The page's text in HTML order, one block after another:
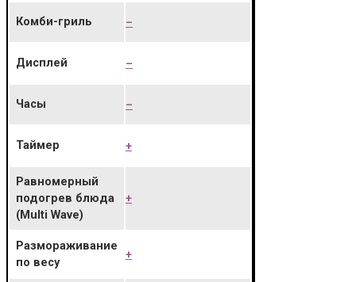
Комби-гриль –
Дисплей –
Часы –
Таймер +
Равномерный
подогрев блюда
(Multi Wave)
+
Размораживание
по весу
+